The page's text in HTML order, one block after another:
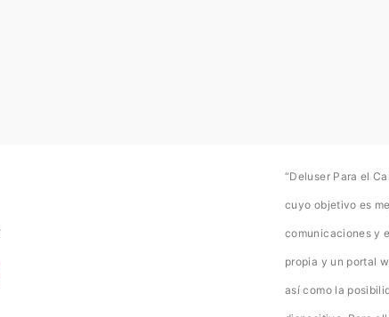
“Deluser Para el
cuyo objetivo es
comunicaciones y
propia y un portal
así como la